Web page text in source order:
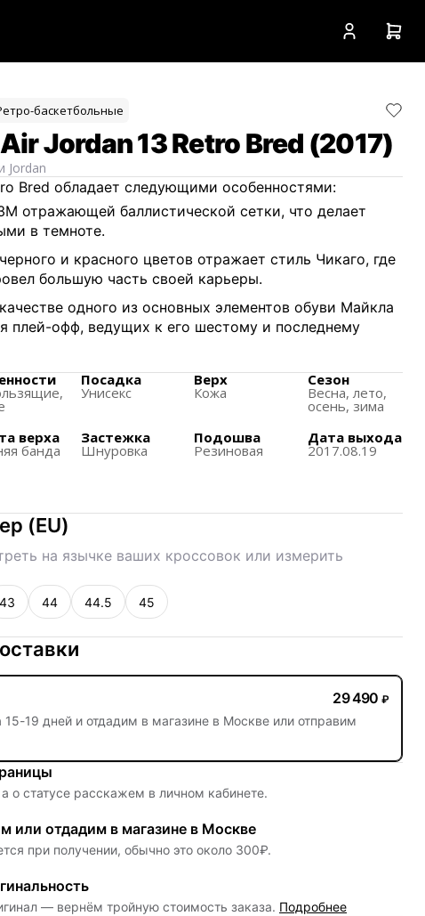
баскетбольные
Jordan 13 Retro Bred (2017)
Jordan
Bred обладает следующими особенностями:
отражающей баллистической сетки, что делает
в темноте.
и красного цветов отражает стиль Чикаго, где
большую часть своей карьеры.
одного из основных элементов обуви Майкла
плей-офф, ведущих к его шестому и последнему
всех членов семьи, доступны в размерах для мужчин,
и малышей.
ей винтажное значение.
Посадка
Унисекс
Верх
Кожа
Сезон
Весна, лето,
осень, зима
верха
банда
Застежка
Шнуровка
Подошва
Резиновая
Дата выхода
2017.08.19
(EU)
на язычке ваших кроссовок или измерить
43 44 44.5 45
29 490 ₽
15-19 дней и отдадим в магазине в Москве или отправим
о статусе расскажем в личном кабинете.
или отдадим в магазине в Москве
при получении, обычно это около 300₽.
— вернём тройную стоимость заказа. Подробнее